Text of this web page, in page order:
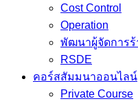
Cost Control
Operation
พัฒนาผู้จัดการร้
RSDE
คอร์สสัมมนาออนไลน์
Private Course